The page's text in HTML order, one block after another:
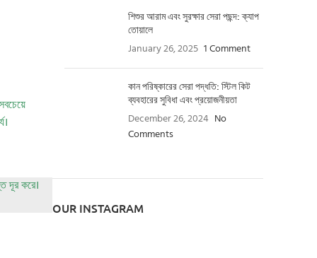
দূর করে।
শিশুর আরাম এবং সুরক্ষার সেরা পছন্দ: ক্যাপ
তোয়ালে
January 26, 2025 1 Comment
কান পরিষ্কারের সেরা পদ্ধতি: স্টিল কিট
ব্যবহারের সুবিধা এবং প্রয়োজনীয়তা
December 26, 2024 No
Comments
OUR INSTAGRAM